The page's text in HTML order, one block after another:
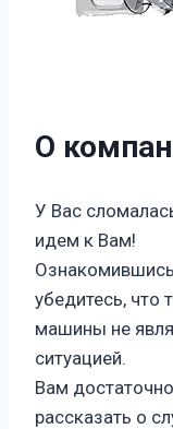
О
У Вас
идем к Вам!
убедитесь, что
машины не
ситуацией.
Вам
рассказать о